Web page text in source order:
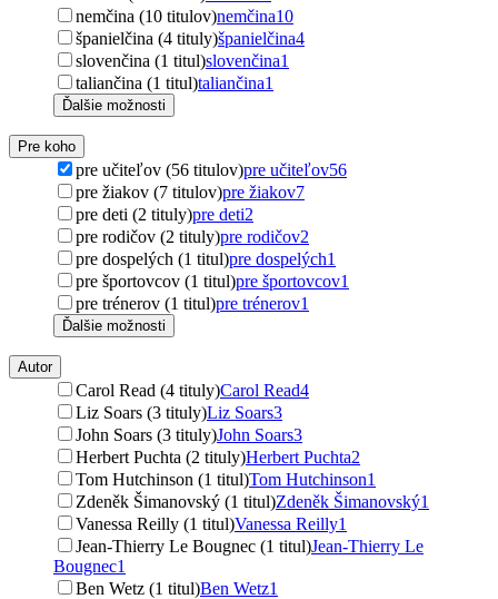
nemčina (10 titulov)nemčina10
španielčina (4 tituly)španielčina4
slovenčina (1 titul)slovenčina1
taliančina (1 titul)taliančina1
Ďalšie možnosti
Pre koho
pre učiteľov (56 titulov)pre učiteľov56
pre žiakov (7 titulov)pre žiakov7
pre deti (2 tituly)pre deti2
pre rodičov (2 tituly)pre rodičov2
pre dospelých (1 titul)pre dospelých1
pre športovcov (1 titul)pre športovcov1
pre trénerov (1 titul)pre trénerov1
Ďalšie možnosti
Autor
Carol Read (4 tituly)Carol Read4
Liz Soars (3 tituly)Liz Soars3
John Soars (3 tituly)John Soars3
Herbert Puchta (2 tituly)Herbert Puchta2
Tom Hutchinson (1 titul)Tom Hutchinson1
Zdeněk Šimanovský (1 titul)Zdeněk Šimanovský1
Vanessa Reilly (1 titul)Vanessa Reilly1
Jean-Thierry Le Bougnec (1 titul)Jean-Thierry Le
Bougnec1
Ben Wetz (1 titul)Ben Wetz1